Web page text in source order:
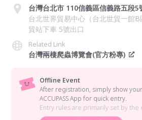
台灣台北市 110信義區信義路五段5
台北世界貿易中心（台北世貿一館
貿站下車 5號出口
Related Link
台灣兩棲爬蟲博覽會(官方粉專)
Offline Event
After registration, simply show
ACCUPASS App for quick entry.
Entry rules are primarily set by the